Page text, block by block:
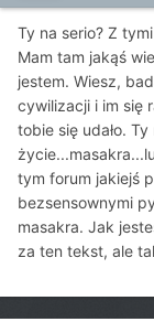
Ty na serio? Z
Mam tam jakąś
jestem. Wiesz,
cywilizacji i im się
tobie się udało.
tym forum jakiejś
bezsensownymi
masakra. Jak
za ten tekst, ale